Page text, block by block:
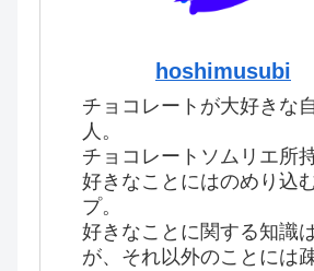
hoshimusubi
チョコレートが大好きな
人。
チョコレートソムリエ所持
好きなことにはのめり込
プ。
好きなことに関する知識
が、それ以外のことには疎